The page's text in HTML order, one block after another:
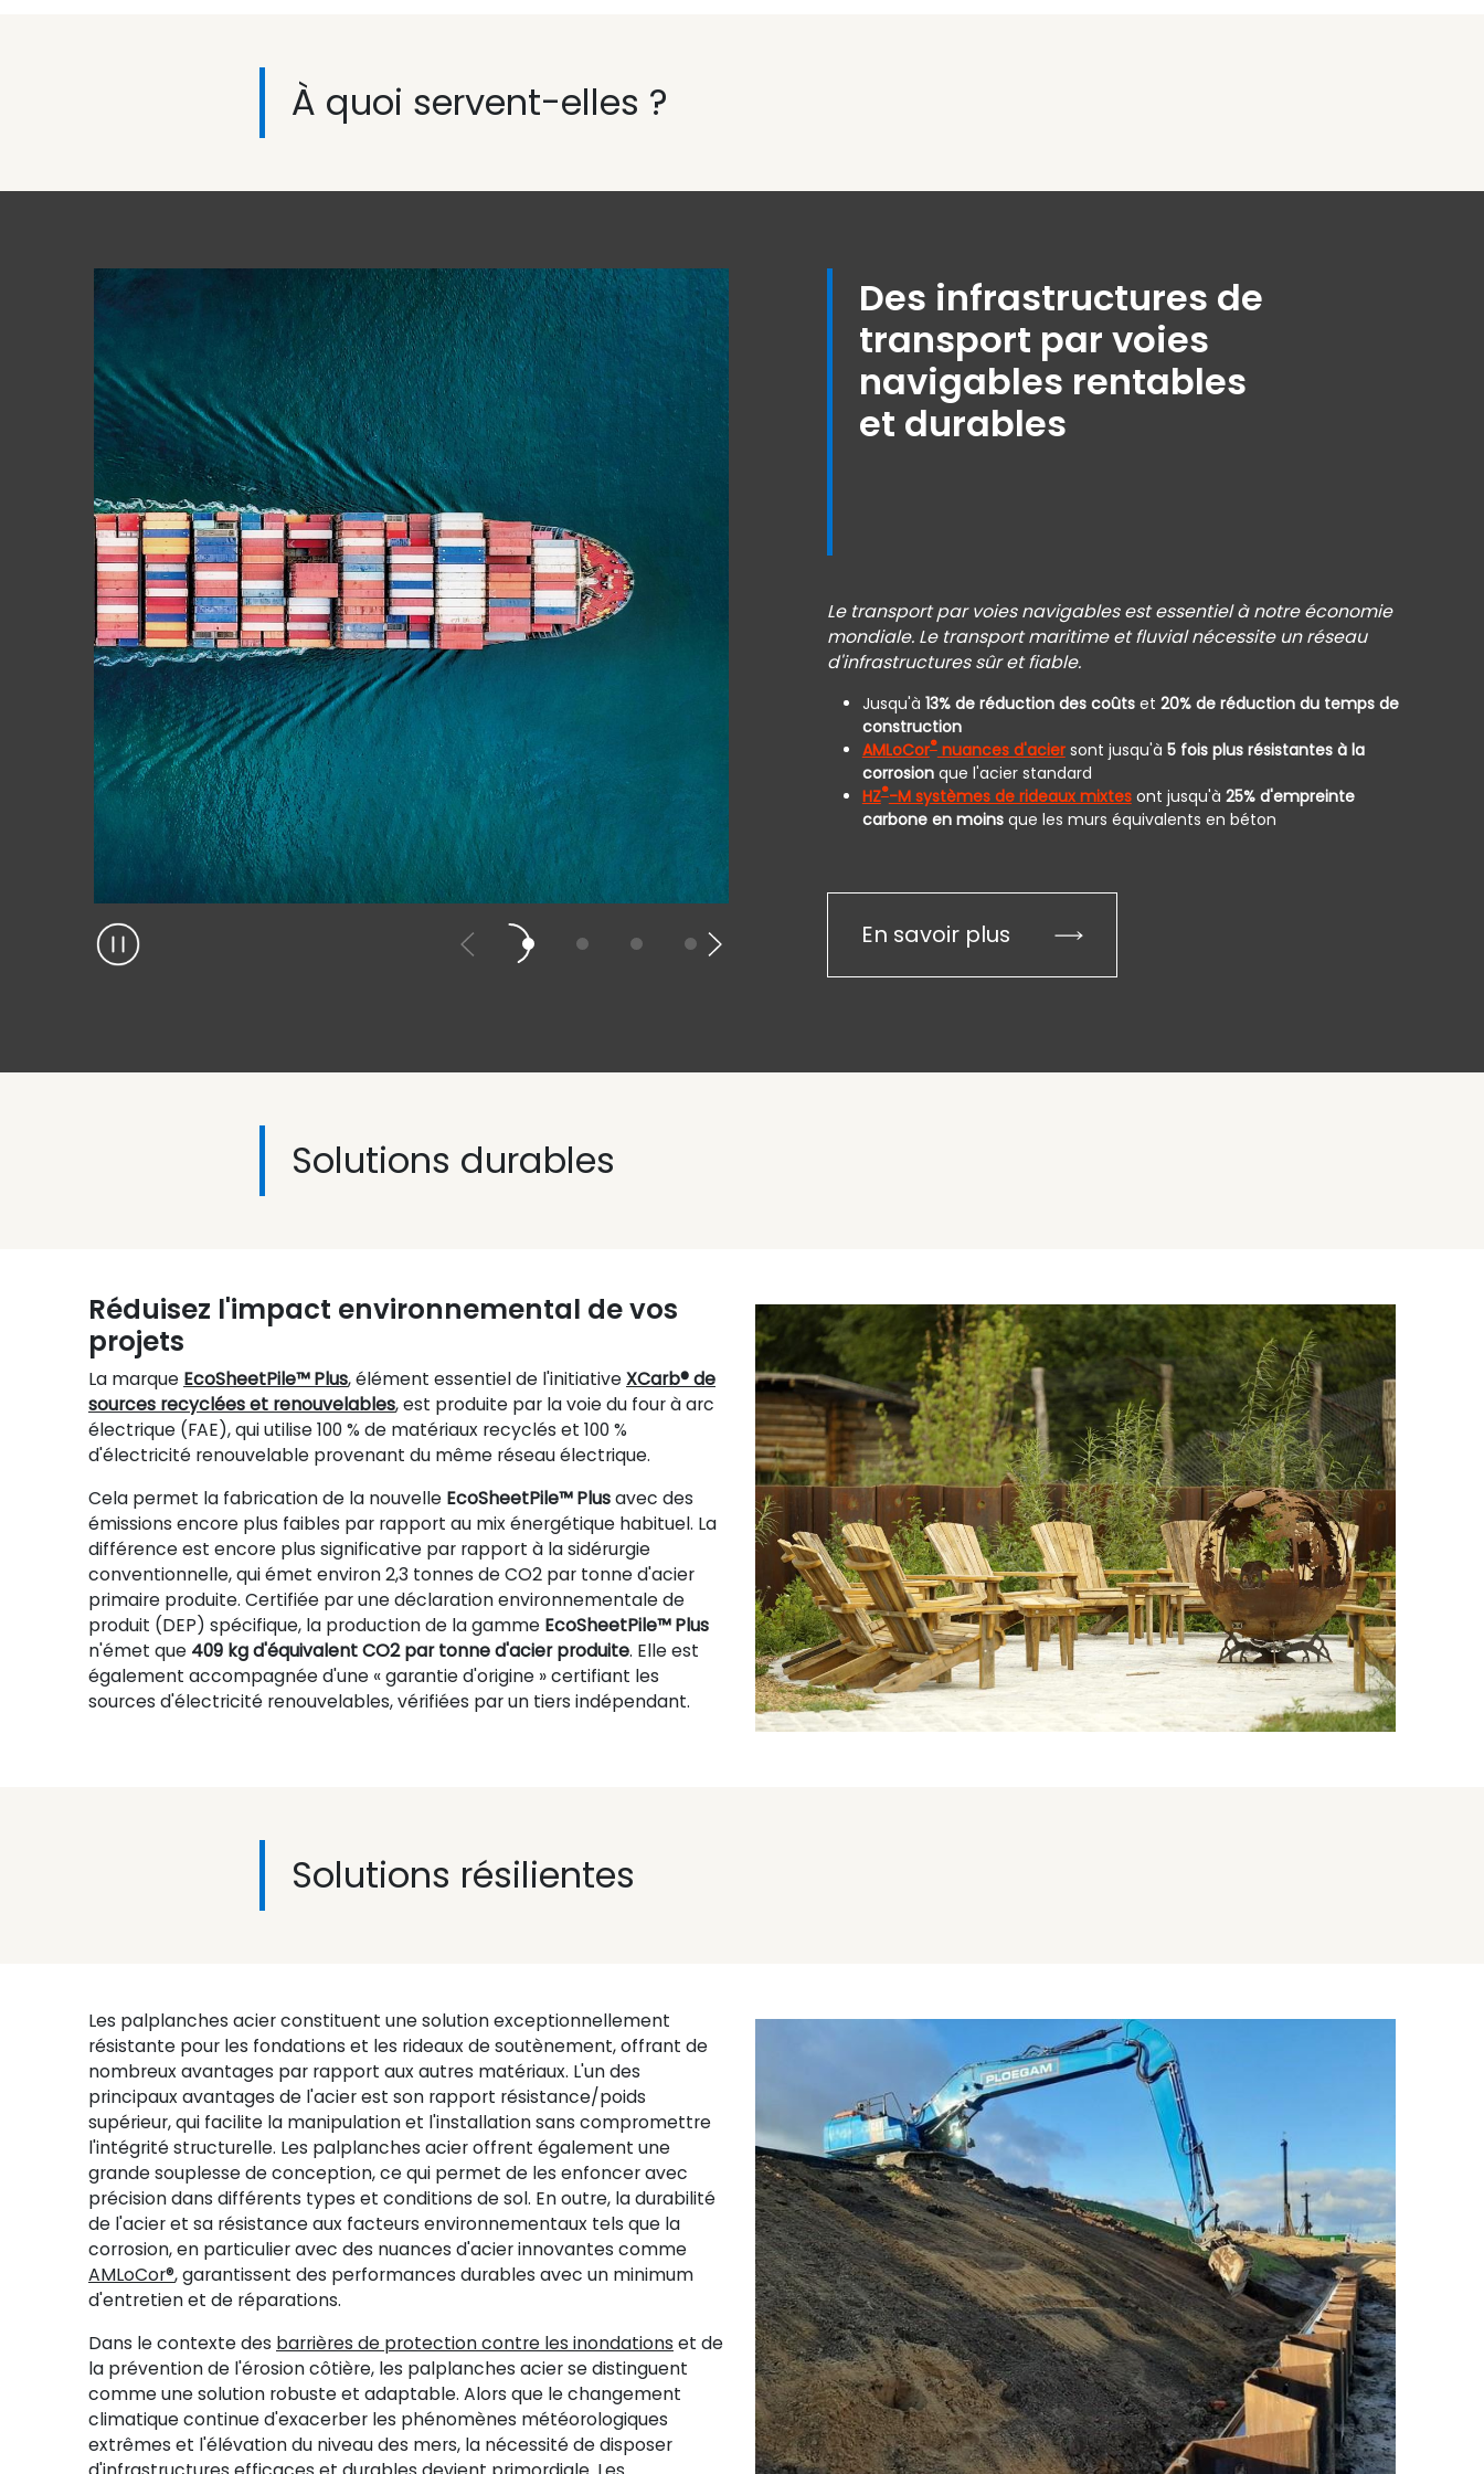
À quoi servent-elles ?
Des infrastructures de
transport par voies
navigables rentables
et durables
Le transport par voies navigables est essentiel à notre économie
mondiale. Le transport maritime et fluvial nécessite un réseau
d'infrastructures sûr et fiable.
Jusqu'à 13% de réduction des coûtset 20% de réduction du temps de
construction
AMLoCor®nuances d'aciersont jusqu'à 5 fois plus résistantes à la
corrosionque l'acier standard
HZ®-M systèmes de rideaux mixtesont jusqu'à 25% d'empreinte
carbone en moinsque les murs équivalents en béton
En savoir plus
Solutions durables
Réduisez l'impact environnemental de vos
projets
La marque EcoSheetPile™ Plus, élément essentiel de l'initiativeXCarb® de
sources recyclées et renouvelables, est produite par la voie du four à arc
électrique (FAE), qui utilise 100 % de matériaux recyclés et 100 %
d'électricité renouvelable provenant du même réseau électrique.
Cela permet la fabrication de la nouvelle EcoSheetPile™ Plusavec des
émissions encore plus faibles par rapport au mix énergétique habituel. La
différence est encore plus significative par rapport à la sidérurgie
conventionnelle, qui émet environ 2,3 tonnes de CO2 par tonne d'acier
primaire produite. Certifiée par une déclaration environnementale de
produit (DEP) spécifique, la production de la gamme EcoSheetPile™ Plus
n'émet que 409 kg d'équivalent CO2 par tonne d'acier produite. Elle est
également accompagnée d'une « garantie d'origine » certifiant les
sources d'électricité renouvelables, vérifiées par un tiers indépendant.
Solutions résilientes
Les palplanches acier constituent une solution exceptionnellement
résistante pour les fondations et les rideaux de soutènement, offrant de
nombreux avantages par rapport aux autres matériaux. L'un des
principaux avantages de l'acier est son rapport résistance/poids
supérieur, qui facilite la manipulation et l'installation sans compromettre
l'intégrité structurelle. Les palplanches acier offrent également une
grande souplesse de conception, ce qui permet de les enfoncer avec
précision dans différents types et conditions de sol. En outre, la durabilité
de l'acier et sa résistance aux facteurs environnementaux tels que la
corrosion, en particulier avec des nuances d'acier innovantes comme
AMLoCor®, garantissent des performances durables avec un minimum
d'entretien et de réparations.
Dans le contexte des barrières de protection contre les inondations et de
la prévention de l'érosion côtière, les palplanches acier se distinguent
comme une solution robuste et adaptable. Alors que le changement
climatique continue d'exacerber les phénomènes météorologiques
extrêmes et l'élévation du niveau des mers, la nécessité de disposer